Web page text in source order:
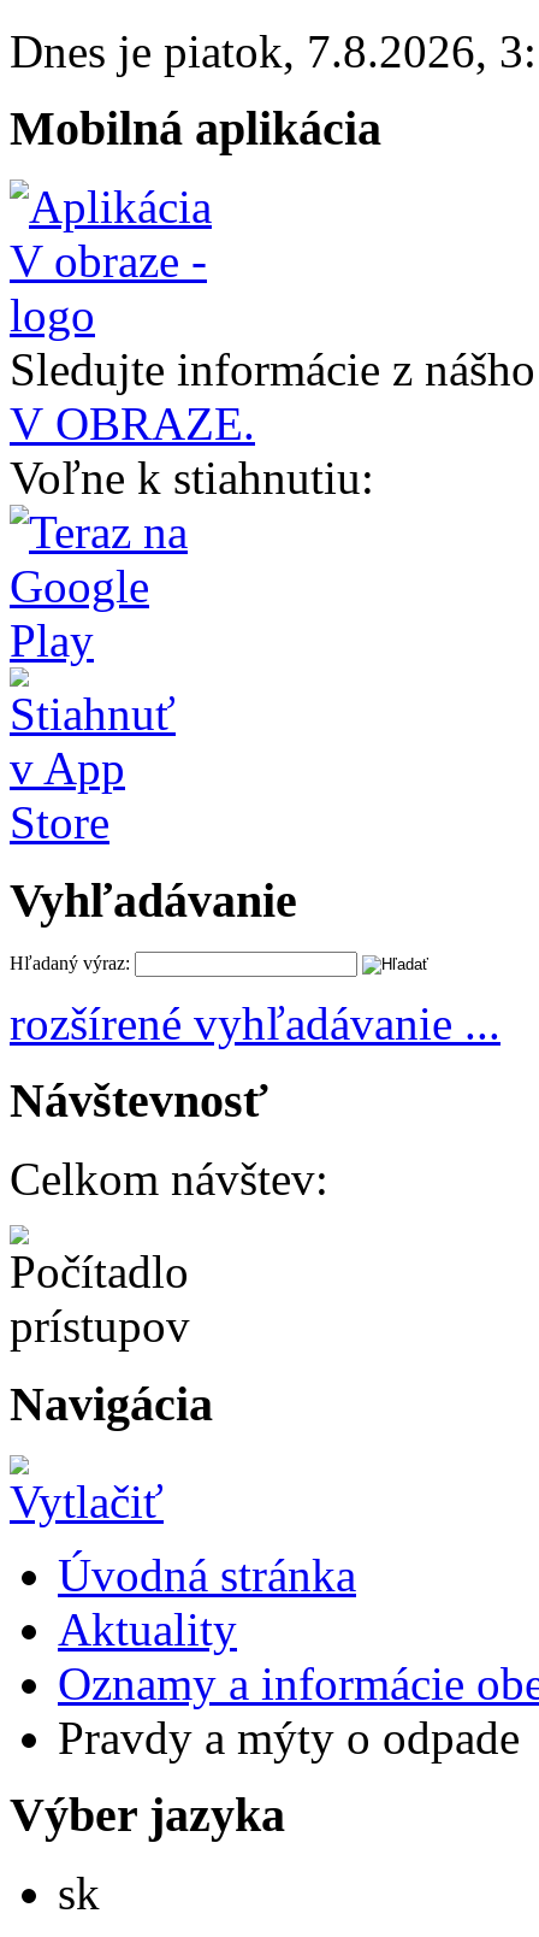
Dnes je piatok, 7.8.2026,
Mobilná aplikácia
Sledujte informácie z
V OBRAZE.
Voľne k stiahnutiu:
Vyhľadávanie
Hľadaný výraz:
rozšírené vyhľadávanie ...
Návštevnosť
Celkom návštev:
Navigácia
Úvodná stránka
Aktuality
Oznamy a informácie
Pravdy a mýty o odpade
Výber jazyka
sk